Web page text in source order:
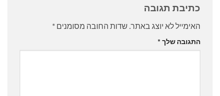
כתיבת תגובה
האימייל לא יוצג באתר. שדות החובה מסומנים *
התגובה שלך *